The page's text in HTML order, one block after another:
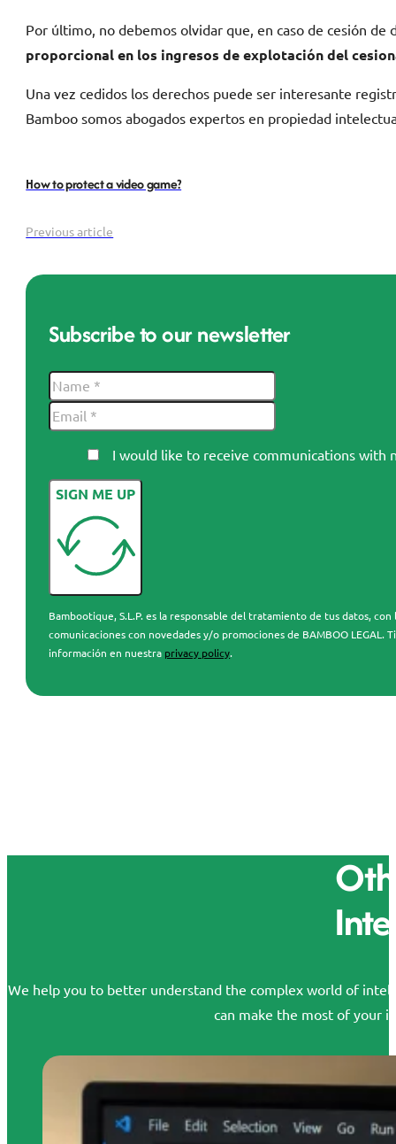
Por último, no debemos olvidar que, en caso de cesión
proporcional en los ingresos de explotación del
Una vez cedidos los derechos puede ser interesante
Bamboo somos abogados expertos en propiedad
Previous article
How to protect a video game?
Subscribe to our newsletter
I would like to receive communications with
SIGN ME UP
Bambootique, S.L.P. es la responsable del tratamiento de tus datos,
comunicaciones con novedades y/o promociones de BAMBOO
información en nuestra privacy policy.
We help you to better understand the complex world of
can make the most of your